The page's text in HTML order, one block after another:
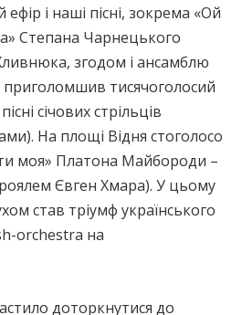
і наші пісні, зокрема «Ой
Степана Чарнецького
згодом і ансамблю
приголомшив тисячоголосий
січових стрільців
На площі Відня стоголосо
моя» Платона Майбороди –
Євген Хмара). У цьому
став тріумф українського
orсhеstra на
доторкнутися до